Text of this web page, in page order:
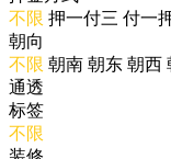
不限 押一付三 付一
朝向
不限 朝南 朝东 朝西
通透
标签
不限